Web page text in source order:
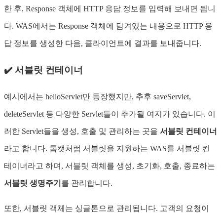
한 후, Response 객체에 HTTP 응답 정보를 입력해 보내면 됩니
다. WAS에서는 Response 객체에 담겨있는 내용으로 HTTP 응
답 정보를 생성한 다음, 클라이언트에 결과를 보내줍니다.
✔️ 서블릿 컨테이너
예시에서는 helloServlet만 등장했지만, 추후 saveServlet,
deleteServlet 등 다양한 Servlet들이 추가될 여지가 있습니다. 이
러한 Servlet들을 생성, 호출 및 관리하는 곳을 서블릿 컨테이너
라고 합니다. 톰캣처럼 서블릿을 지원하는 WAS를 서블릿 컨
테이너라고 하며, 서블릿 객체를 생성, 초기화, 호출, 종료하는
서블릿 생명주기 를 관리합니다.
또한, 서블릿 객체는 싱글톤으로 관리됩니다. 고객의 요청이